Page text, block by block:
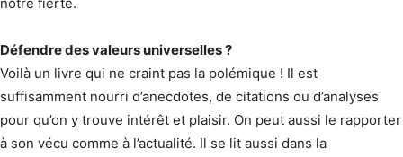
Défendre des valeurs universelles ?
Voilà un livre qui ne craint pas la polémique ! Il est
suffisamment nourri d’anecdotes, de citations ou d’analyses
pour qu’on y trouve intérêt et plaisir. On peut aussi le rapporter
à son vécu comme à l’actualité. Il se lit aussi dans la